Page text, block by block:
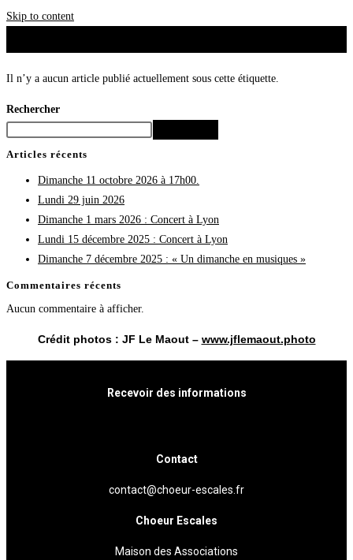
Skip to content
Il n’y a aucun article publié actuellement sous cette étiquette.
Rechercher
Articles récents
Dimanche 11 octobre 2026 à 17h00.
Lundi 29 juin 2026
Dimanche 1 mars 2026 : Concert à Lyon
Lundi 15 décembre 2025 : Concert à Lyon
Dimanche 7 décembre 2025 : « Un dimanche en musiques »
Commentaires récents
Aucun commentaire à afficher.
Crédit photos : JF Le Maout – www.jflemaout.photo
Recevoir des informations
Contact
contact@choeur-escales.fr
Choeur Escales
Maison des Associations